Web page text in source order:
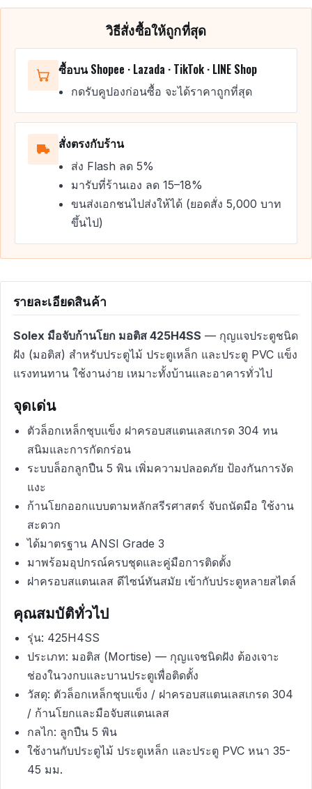
วิธีสั่งซื้อให้ถูกที่สุด
ซื้อบน Shopee · Lazada · TikTok · LINE Shop
กดรับคูปองก่อนซื้อ จะได้ราคาถูกที่สุด
สั่งตรงกับร้าน
ส่ง Flash ลด 5%
มารับที่ร้านเอง ลด 15–18%
ขนส่งเอกชนไปส่งให้ได้ (ยอดสั่ง 5,000 บาท
ขึ้นไป)
รายละเอียดสินค้า
Solex มือจับก้านโยก มอติส 425H4SS — กุญแจประตูชนิด
ฝัง (มอติส) สำหรับประตูไม้ ประตูเหล็ก และประตู PVC แข็ง
แรงทนทาน ใช้งานง่าย เหมาะทั้งบ้านและอาคารทั่วไป
จุดเด่น
ตัวล็อกเหล็กชุบแข็ง ฝาครอบสแตนเลสเกรด 304 ทน
สนิมและการกัดกร่อน
ระบบล็อกลูกปืน 5 พิน เพิ่มความปลอดภัย ป้องกันการงัด
แงะ
ก้านโยกออกแบบตามหลักสรีรศาสตร์ จับถนัดมือ ใช้งาน
สะดวก
ได้มาตรฐาน ANSI Grade 3
มาพร้อมอุปกรณ์ครบชุดและคู่มือการติดตั้ง
ฝาครอบสแตนเลส ดีไซน์ทันสมัย เข้ากับประตูหลายสไตล์
คุณสมบัติทั่วไป
รุ่น: 425H4SS
ประเภท: มอติส (Mortise) — กุญแจชนิดฝัง ต้องเจาะ
ช่องในวงกบและบานประตูเพื่อติดตั้ง
วัสดุ: ตัวล็อกเหล็กชุบแข็ง / ฝาครอบสแตนเลสเกรด 304
/ ก้านโยกและมือจับสแตนเลส
กลไก: ลูกปืน 5 พิน
ใช้งานกับประตูไม้ ประตูเหล็ก และประตู PVC หนา 35-
45 มม.